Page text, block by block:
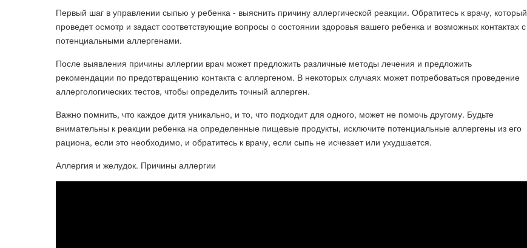
Первый шаг в управлении сыпью у ребенка - выяснить причину аллергической реакции. Обратитесь к врачу, который
проведет осмотр и задаст соответствующие вопросы о состоянии здоровья вашего ребенка и возможных контактах с
потенциальными аллергенами.
После выявления причины аллергии врач может предложить различные методы лечения и предложить
рекомендации по предотвращению контакта с аллергеном. В некоторых случаях может потребоваться проведение
аллергологических тестов, чтобы определить точный аллерген.
Важно помнить, что каждое дитя уникально, и то, что подходит для одного, может не помочь другому. Будьте
внимательны к реакции ребенка на определенные пищевые продукты, исключите потенциальные аллергены из его
рациона, если это необходимо, и обратитесь к врачу, если сыпь не исчезает или ухудшается.
Аллергия и желудок. Причины аллергии